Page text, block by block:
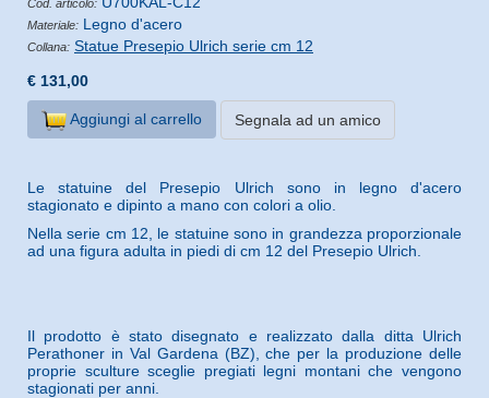
Cod. articolo:
Materiale: Legno d'acero
Collana: Statue Presepio Ulrich serie cm 12
€ 131,00
Aggiungi al carrello Segnala ad un amico
Le statuine del Presepio Ulrich sono in legno d'acero
stagionato e dipinto a mano con colori a olio.
Nella serie cm 12, le statuine sono in grandezza proporzionale
ad una figura adulta in piedi di cm 12 del Presepio Ulrich.
Il prodotto è stato disegnato e realizzato dalla ditta Ulrich
Perathoner in Val Gardena (BZ), che per la produzione delle
proprie sculture sceglie pregiati legni montani che vengono
stagionati per anni.